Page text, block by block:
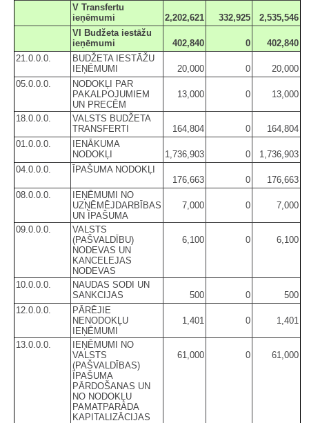
V Transfertu
ieņēmumi
2,202,621 332,925
2,535,546
VI Budžeta iestāžu
ieņēmumi
402,840 0
402,840
21.0.0.0.
BUDŽETA IESTĀŽU
IEŅĒMUMI
20,000 0
20,000
05.0.0.0.
NODOKĻI PAR
PAKALPOJUMIEM
UN PRECĒM
13,000 0 13,000
18.0.0.0.
VALSTS BUDŽETA
TRANSFERTI
164,804 0
164,804
01.0.0.0.
IENĀKUMA
NODOKĻI
1,736,903 0
1,736,903
04.0.0.0.
ĪPAŠUMA NODOKĻI
176,663
0
176,663
08.0.0.0.
IEŅĒMUMI NO
UZŅĒMĒJDARBĪBAS
UN ĪPAŠUMA
7,000 0 7,000
09.0.0.0.
VALSTS
(PAŠVALDĪBU)
NODEVAS UN
KANCELEJAS
NODEVAS
6,100 0 6,100
10.0.0.0.
NAUDAS SODI UN
SANKCIJAS
500 0
500
12.0.0.0.
PĀRĒJIE
NENODOKĻU
IEŅĒMUMI
1,401 0 1,401
13.0.0.0.
IEŅĒMUMI NO
VALSTS
(PAŠVALDĪBAS)
ĪPAŠUMA
PĀRDOŠANAS UN
NO NODOKĻU
PAMATPARĀDA
KAPITALIZĀCIJAS
61,000 0 61,000